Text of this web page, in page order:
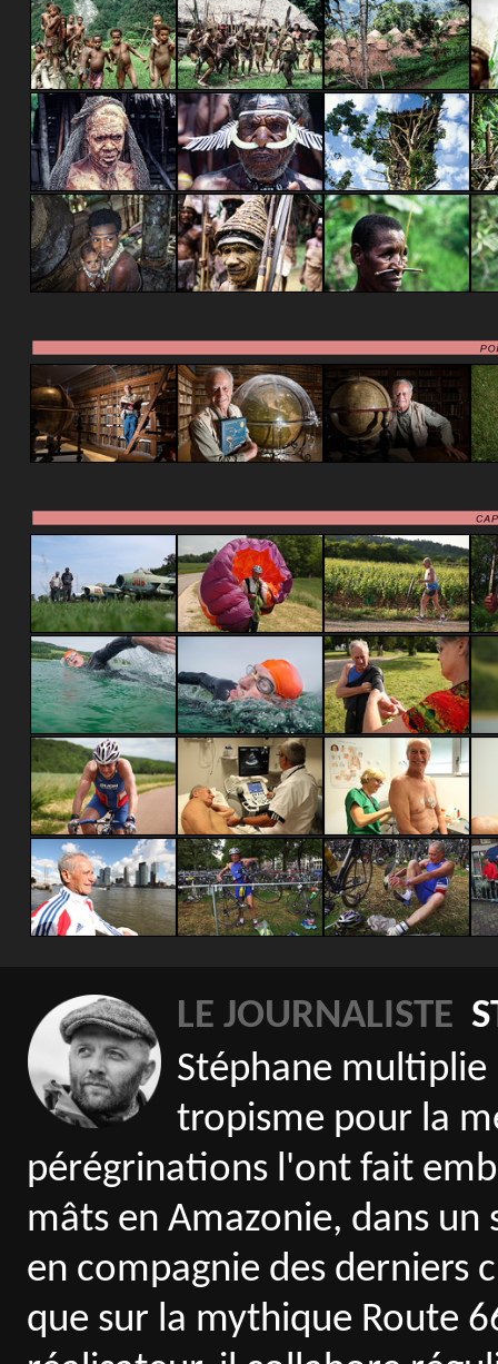
LE JOURNALISTE
Stéphane
tropisme pour la
pérégrinations l'ont fait
mâts en Amazonie, dans
en compagnie des derniers
que sur la mythique Route